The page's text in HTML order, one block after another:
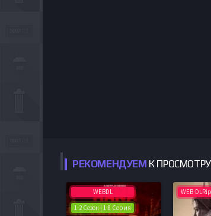
РЕКОМЕНДУЕМ К
WEBDL
1-2 Сезон | 1-8 Серия
WEB-DLRip